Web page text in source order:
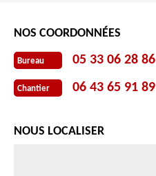
NOS COORDONNÉES
Bureau 05 33 06 28 86
Chantier 06 43 65 91 89
NOUS LOCALISER